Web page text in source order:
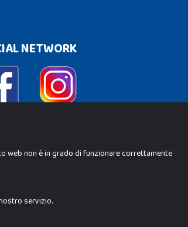
NETWORK
o utilizzo non espressamente
esposto in negozio.
web non è in grado di funzionare correttamente
servizio.